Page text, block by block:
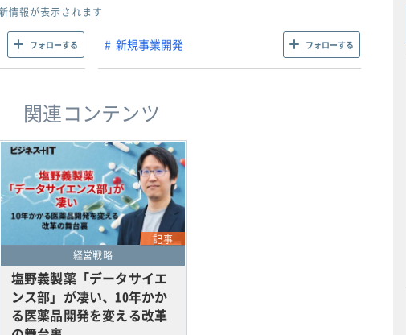
情報が表示されます
フォローする 新規事業開発 フォローする
関連コンテンツ
記事
経営戦略
塩野義製薬「データサイエ
ンス部」が凄い、10年かか
る医薬品開発を変える改革